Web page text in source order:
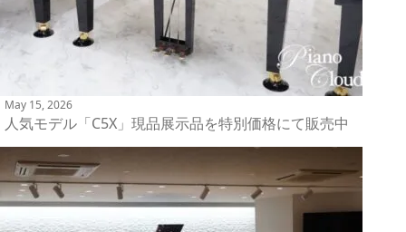
May 15, 2026
人気モデル「C5X」現品展示品を特別価格にて販売中